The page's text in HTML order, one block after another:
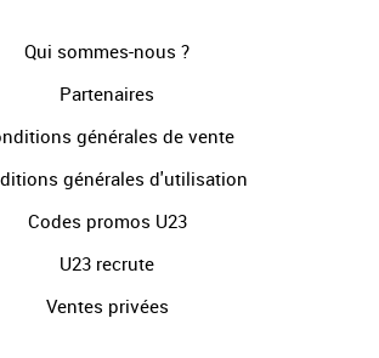
Qui sommes-nous ?
Partenaires
générales de vente
générales d'utilisation
Codes promos U23
U23 recrute
Ventes privées